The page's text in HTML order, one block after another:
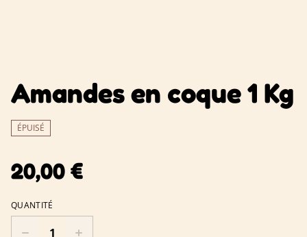
Amandes en coque 1 Kg
ÉPUISÉ
20,00 €
QUANTITÉ